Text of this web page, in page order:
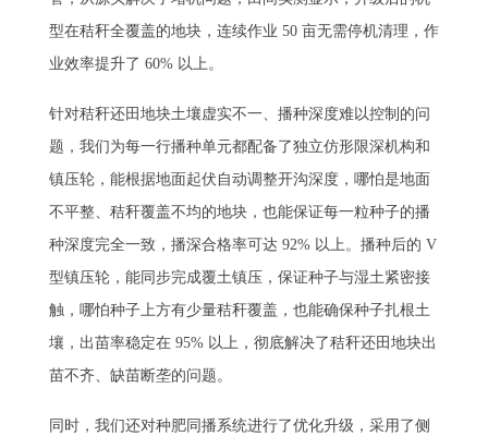
型在秸秆全覆盖的地块，连续作业 50 亩无需停机清理，作
业效率提升了 60% 以上。
针对秸秆还田地块土壤虚实不一、播种深度难以控制的问
题，我们为每一行播种单元都配备了独立仿形限深机构和
镇压轮，能根据地面起伏自动调整开沟深度，哪怕是地面
不平整、秸秆覆盖不均的地块，也能保证每一粒种子的播
种深度完全一致，播深合格率可达 92% 以上。播种后的 V
型镇压轮，能同步完成覆土镇压，保证种子与湿土紧密接
触，哪怕种子上方有少量秸秆覆盖，也能确保种子扎根土
壤，出苗率稳定在 95% 以上，彻底解决了秸秆还田地块出
苗不齐、缺苗断垄的问题。
同时，我们还对种肥同播系统进行了优化升级，采用了侧